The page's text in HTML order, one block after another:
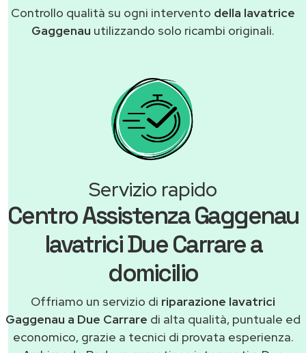
Controllo qualità su ogni intervento della lavatrice
Gaggenau utilizzando solo ricambi originali.
Servizio rapido
Centro Assistenza Gaggenau
lavatrici Due Carrare a
domicilio
Offriamo un servizio di riparazione lavatrici
Gaggenau a Due Carrare di alta qualità, puntuale ed
economico, grazie a tecnici di provata esperienza.